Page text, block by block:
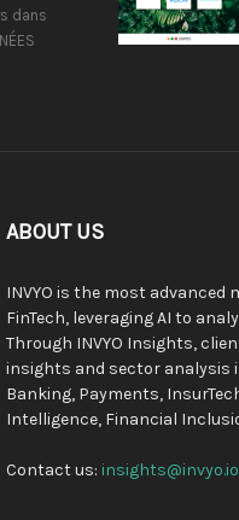
dans
ABOUT US
INVYO is the most
FinTech, leveraging AI to
Through INVYO Insights,
insights and sector analysis
Banking, Payments,
Intelligence, Financial
Contact us: insights@invyo.io